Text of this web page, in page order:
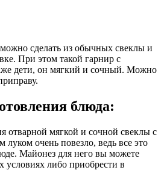
сделать из обычных свеклы и
При этом такой гарнир с
дети, он мягкий и сочный. Можно
блюда:
отварной мягкой и сочной свеклы с
очень повезло, ведь все это
Майонез для него вы можете
условиях либо приобрести в